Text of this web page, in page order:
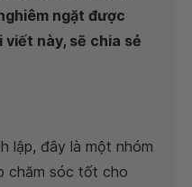
ngặt được
này, sẽ chia sẻ
lập, đây là một nhóm
chăm sóc tốt cho